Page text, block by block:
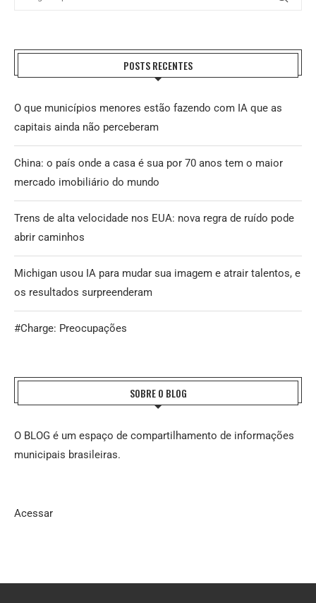
POSTS RECENTES
O que municípios menores estão fazendo com IA que as
capitais ainda não perceberam
China: o país onde a casa é sua por 70 anos tem o maior
mercado imobiliário do mundo
Trens de alta velocidade nos EUA: nova regra de ruído pode
abrir caminhos
Michigan usou IA para mudar sua imagem e atrair talentos, e
os resultados surpreenderam
#Charge: Preocupações
SOBRE O BLOG
O BLOG é um espaço de compartilhamento de informações
municipais brasileiras.
Acessar